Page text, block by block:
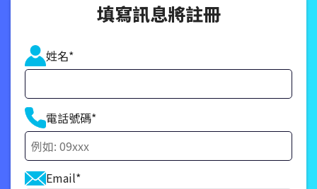
填寫訊息將註冊
姓名*
電話號碼*
Email*